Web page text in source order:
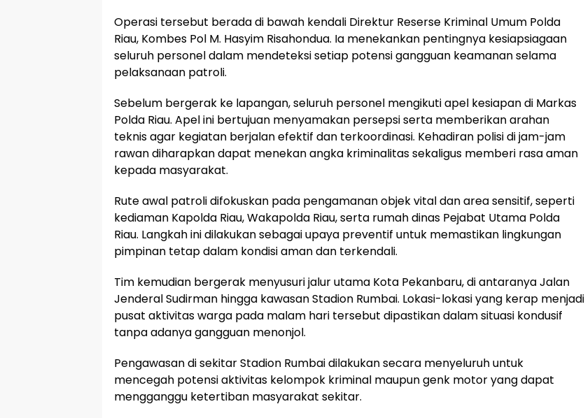
Operasi tersebut berada di bawah kendali Direktur Reserse Kriminal Umum Polda
Riau, Kombes Pol M. Hasyim Risahondua. Ia menekankan pentingnya kesiapsiagaan
seluruh personel dalam mendeteksi setiap potensi gangguan keamanan selama
pelaksanaan patroli.
Sebelum bergerak ke lapangan, seluruh personel mengikuti apel kesiapan di Markas
Polda Riau. Apel ini bertujuan menyamakan persepsi serta memberikan arahan
teknis agar kegiatan berjalan efektif dan terkoordinasi. Kehadiran polisi di jam-jam
rawan diharapkan dapat menekan angka kriminalitas sekaligus memberi rasa aman
kepada masyarakat.
Rute awal patroli difokuskan pada pengamanan objek vital dan area sensitif, seperti
kediaman Kapolda Riau, Wakapolda Riau, serta rumah dinas Pejabat Utama Polda
Riau. Langkah ini dilakukan sebagai upaya preventif untuk memastikan lingkungan
pimpinan tetap dalam kondisi aman dan terkendali.
Tim kemudian bergerak menyusuri jalur utama Kota Pekanbaru, di antaranya Jalan
Jenderal Sudirman hingga kawasan Stadion Rumbai. Lokasi-lokasi yang kerap menjadi
pusat aktivitas warga pada malam hari tersebut dipastikan dalam situasi kondusif
tanpa adanya gangguan menonjol.
Pengawasan di sekitar Stadion Rumbai dilakukan secara menyeluruh untuk
mencegah potensi aktivitas kelompok kriminal maupun genk motor yang dapat
mengganggu ketertiban masyarakat sekitar.